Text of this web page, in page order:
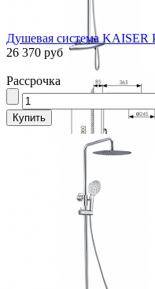
Душевая система KAISER
26 370 руб
Рассрочка